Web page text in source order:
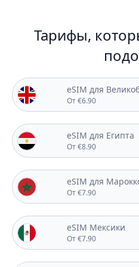
Тарифы,
eSIM для
От €6.90
eSIM для Египта
От €8.90
eSIM для
От €7.90
eSIM Мексики
От €7.90